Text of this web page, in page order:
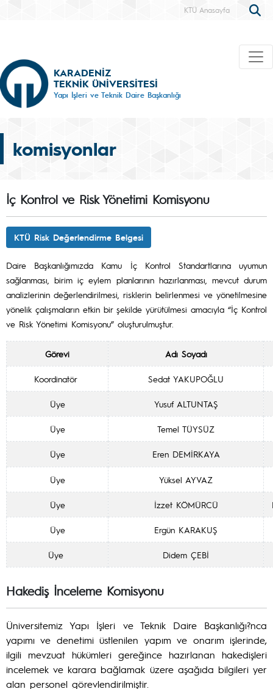
KTÜ Anasayfa
KARADENİZ
TEKNİK ÜNİVERSİTESİ
Yapı İşleri ve Teknik Daire Başkanlığı
komisyonlar
İç Kontrol ve Risk Yönetimi Komisyonu
KTÜ Risk Değerlendirme Belgesi
Daire Başkanlığımızda Kamu İç Kontrol Standartlarına uyumun
sağlanması, birim iç eylem planlarının hazırlanması, mevcut durum
analizlerinin değerlendirilmesi, risklerin belirlenmesi ve yönetilmesine
yönelik çalışmaların etkin bir şekilde yürütülmesi amacıyla “İç Kontrol
ve Risk Yönetimi Komisyonu” oluşturulmuştur.
Görevi Adı Soyadı
Koordinatör Sedat YAKUPOĞLU
Üye Yusuf ALTUNTAŞ
Üye Temel TÜYSÜZ
Üye Eren DEMİRKAYA
Üye Yüksel AYVAZ
Üye İzzet KÖMÜRCÜ
Üye Ergün KARAKUŞ
Üye Didem ÇEBİ
Hakediş İnceleme Komisyonu
Üniversitemiz Yapı İşleri ve Teknik Daire Başkanlığı?nca
yapımı ve denetimi üstlenilen yapım ve onarım işlerinde,
ilgili mevzuat hükümleri gereğince hazırlanan hakedişleri
incelemek ve karara bağlamak üzere aşağıda bilgileri yer
alan personel görevlendirilmiştir.